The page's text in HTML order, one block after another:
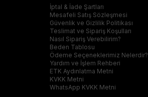
İptal & İade Şartları
Mesafeli Satış Sözleşmesi
Güvenlik ve Gizlilik Politikası
Teslimat ve Sipariş Koşulları
Nasıl Sipariş Verebilirim?
Beden Tablosu
Ödeme Seçeneklerimiz Nelerdir?
Yardım ve İşlem Rehberi
ETK Aydınlatma Metni
KVKK Metni
WhatsApp KVKK Metni